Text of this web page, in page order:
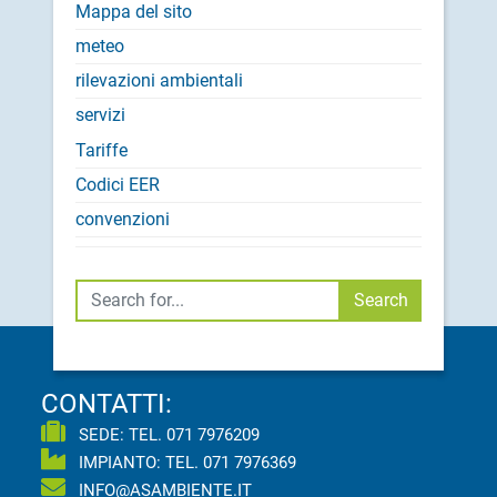
Mappa del sito
meteo
rilevazioni ambientali
servizi
Tariffe
Codici EER
convenzioni
Cerca Search
CONTATTI:
SEDE: TEL.071 7976209
IMPIANTO: TEL.071 7976369
INFO@ASAMBIENTE.IT